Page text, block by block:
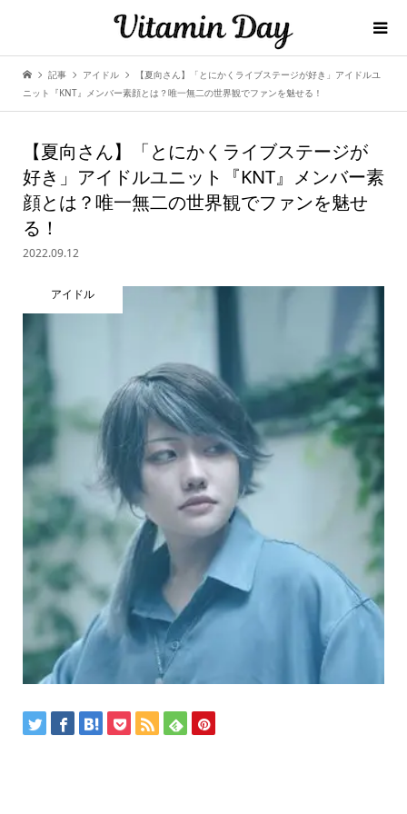
記事 アイドル
【夏向さん】「とにかくライブステージが好き」アイドルユ
ニット『KNT』メンバー素顔とは？唯一無二の世界観でファンを魅せる！
【夏向さん】「とにかくライブステージが
好き」アイドルユニット『KNT』メンバー素
顔とは？唯一無二の世界観でファンを魅せ
る！
2022.09.12
アイドル